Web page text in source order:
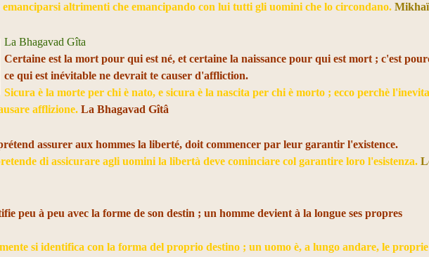
emanciparsi altrimenti che emancipando con lui tutti gli uomini che lo circondano.
La Bhagavad Gîta
Certaine est la mort pour qui est né, et certaine la naissance pour qui est mort ; c'est
ce qui est inévitable ne devrait te causer d'affliction.
Sicura è la morte per chi è nato, e sicura è la nascita per chi è morto ; ecco perchè
afflizione.La Bhagavad Gîtâ
assurer aux hommes la liberté, doit commencer par leur garantir l'existence.
di assicurare agli uomini la libertà deve cominciare col garantire loro l'esistenza.
peu à peu avec la forme de son destin ; un homme devient à la longue ses propres
si identifica con la forma del proprio destino ; un uomo è, a lungo andare, le proprie